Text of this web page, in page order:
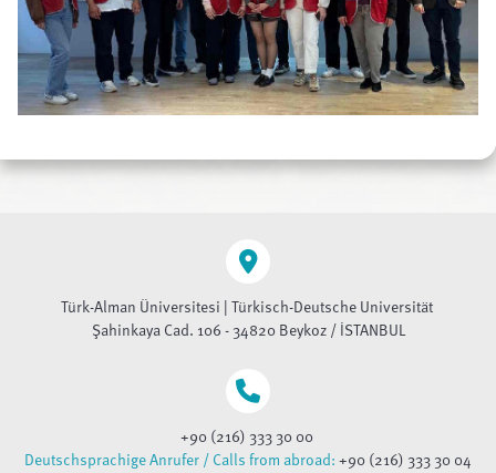
Türk-Alman Üniversitesi | Türkisch-Deutsche Universität
Şahinkaya Cad. 106 - 34820 Beykoz / İSTANBUL
+90 (216) 333 30 00
Deutschsprachige Anrufer / Calls from abroad:+90 (216) 333 30 04